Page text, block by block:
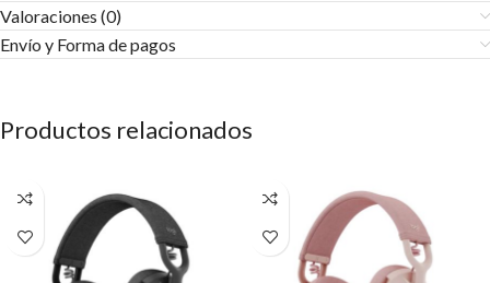
Valoraciones (0)
Envío y Forma de pagos​
Productos relacionados